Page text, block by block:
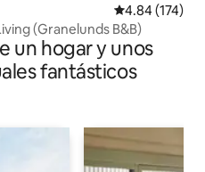
Calificación
4.84 (174)
(Granelunds B&B)
un hogar y unos
fantásticos